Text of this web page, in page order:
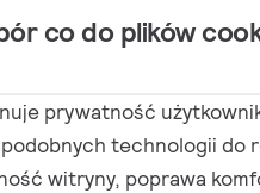
co do plików
prywatność
technologii do
witryny, poprawa